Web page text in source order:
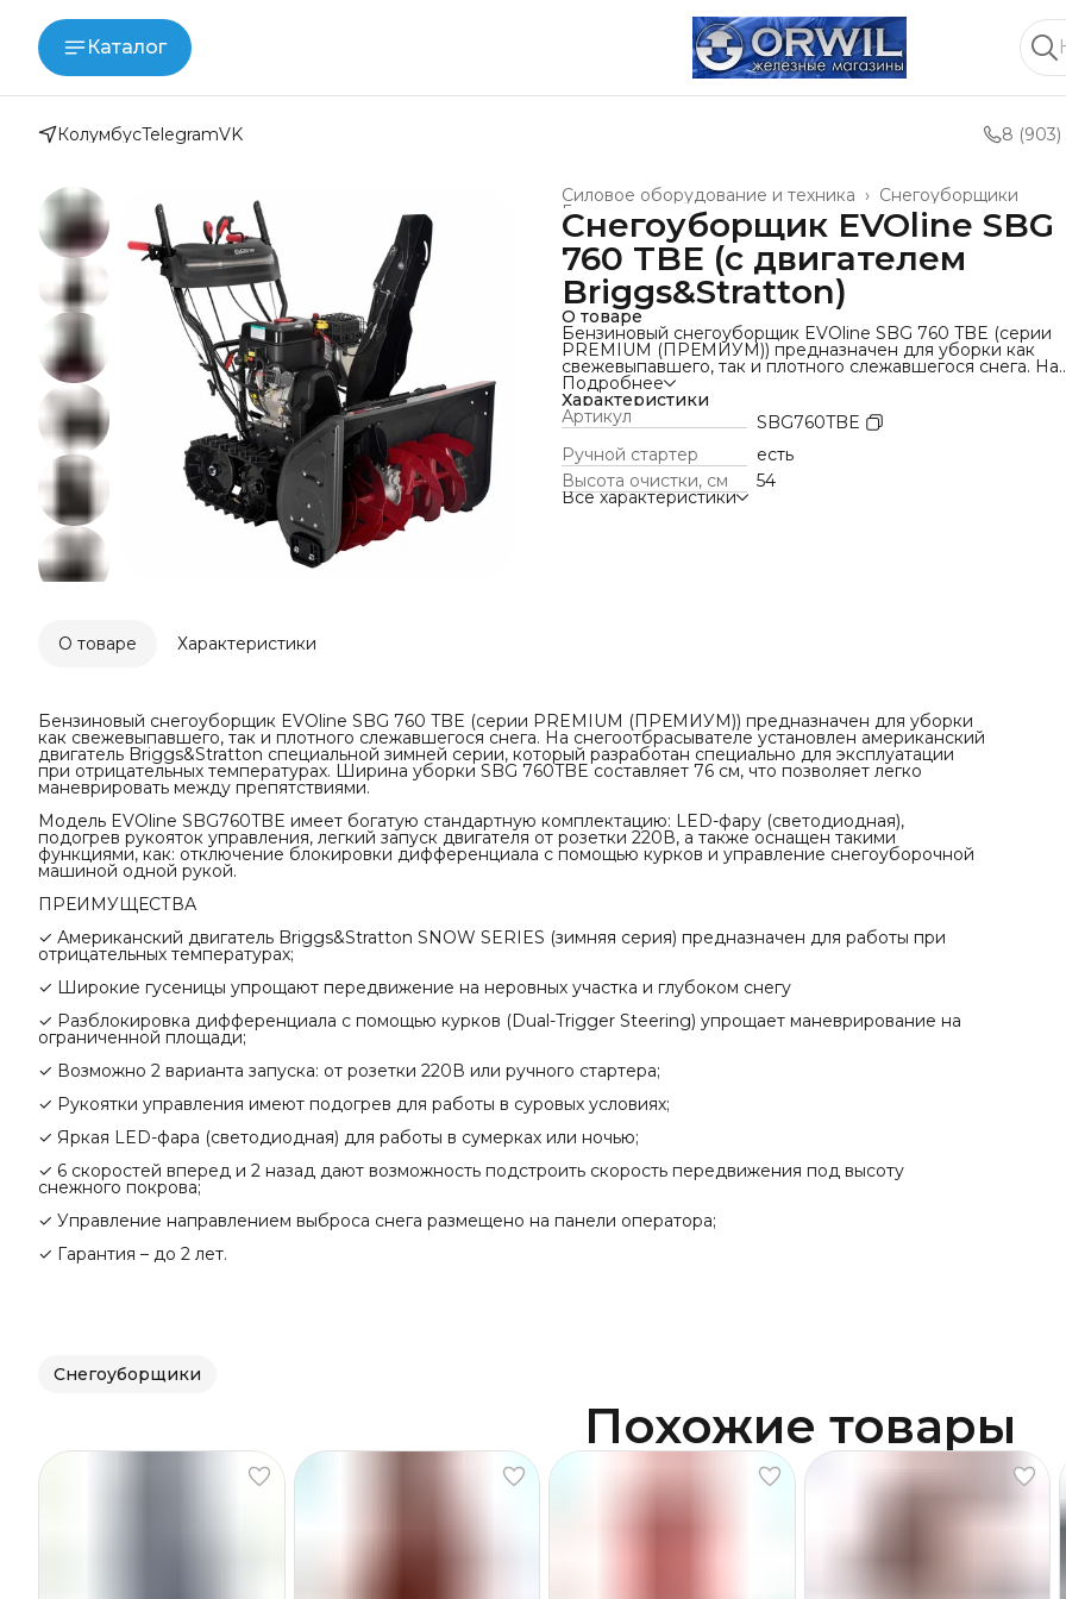
Каталог
КолумбусTelegramVK 8 (903)
Снегоуборщики
Силовое оборудование и техника ›
Главная
Снегоуборщик EVOline SBG
760 TBE (с двигателем
Briggs&Stratton)
О товаре
Бензиновый снегоуборщик EVOline SBG 760 TBE (серии
PREMIUM (ПРЕМИУМ)) предназначен для уборки как
свежевыпавшего, так и плотного слежавшегося снега. На
снегоотбрасывателе установлен американский двигатель
Briggs&Stratton специальной зимней серии, который
разработан специально для эксплуатации при
отрицательных температурах. Ширина уборки SBG 760TBE
составляет 76 см, что позволяет легко маневрировать
между препятствиями.
Модель EVOline SBG760TBE имеет богатую стандартную
комплектацию: LED-фару (светодиодная), подогрев
ограниченной площади;
✓ Возможно 2 варианта запуска: от розетки 220В или
ручного стартера;
✓ Рукоятки управления имеют подогрев для работы в
суровых условиях;
или ночью;
✓ 6 скоростей вперед и 2 назад дают возможность
подстроить скорость передвижения под высоту снежного
покрова;
Подробнее
Характеристики
Артикул
SBG760TBE
Ручной стартер
есть
Высота очистки, см
54
Все характеристики
О товаре Характеристики
Бензиновый снегоуборщик EVOline SBG 760 TBE (серии PREMIUM (ПРЕМИУМ)) предназначен для уборки
как свежевыпавшего, так и плотного слежавшегося снега. На снегоотбрасывателе установлен американский
двигатель Briggs&Stratton специальной зимней серии, который разработан специально для эксплуатации
при отрицательных температурах. Ширина уборки SBG 760TBE составляет 76 см, что позволяет легко
маневрировать между препятствиями.
Модель EVOline SBG760TBE имеет богатую стандартную комплектацию: LED-фару (светодиодная),
подогрев рукояток управления, легкий запуск двигателя от розетки 220В, а также оснащен такими
функциями, как: отключение блокировки дифференциала с помощью курков и управление снегоуборочной
машиной одной рукой.
ПРЕИМУЩЕСТВА
✓ Американский двигатель Briggs&Stratton SNOW SERIES (зимняя серия) предназначен для работы при
отрицательных температурах;
✓ Широкие гусеницы упрощают передвижение на неровных участка и глубоком снегу
✓ Разблокировка дифференциала с помощью курков (Dual-Trigger Steering) упрощает маневрирование на
ограниченной площади;
✓ Возможно 2 варианта запуска: от розетки 220В или ручного стартера;
✓ Рукоятки управления имеют подогрев для работы в суровых условиях;
✓ Яркая LED-фара (светодиодная) для работы в сумерках или ночью;
✓ 6 скоростей вперед и 2 назад дают возможность подстроить скорость передвижения под высоту
снежного покрова;
✓ Управление направлением выброса снега размещено на панели оператора;
✓ Гарантия – до 2 лет.
Снегоуборщики
Похожие товары